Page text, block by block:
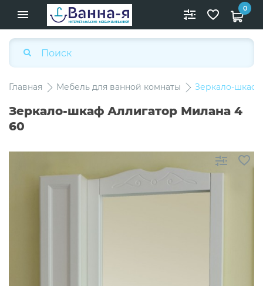
0
Главная Мебель для ванной комнаты Зеркало-шкаф
Зеркало-шкаф Аллигатор Милана 4
60